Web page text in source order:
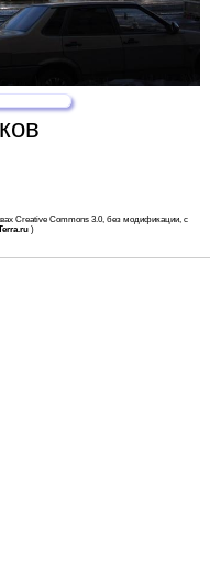
Creative Commons 3.0, без модификации, с
)